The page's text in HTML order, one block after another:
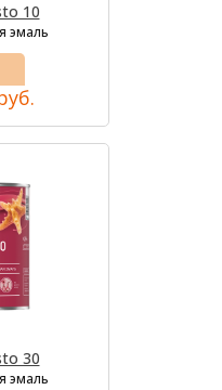
10
эмаль
30
эмаль